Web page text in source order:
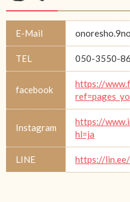
E-Mail
TEL 050-3550-
facebook
https://
Instagram
https://
hl=ja
LINE https://lin.ee/